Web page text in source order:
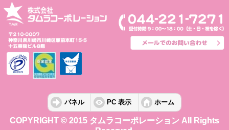
パネル PC 表示 ホーム
COPYRIGHT © 2015 タムラコーポレーション All Rights